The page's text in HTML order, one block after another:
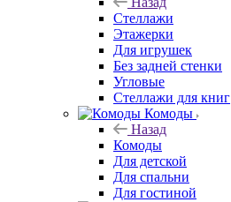
Стеллажи
Этажерки
Для игрушек
Без задней стенки
Угловые
Стеллажи для книг
Комоды
Назад
Комоды
Для детской
Для спальни
Для гостиной